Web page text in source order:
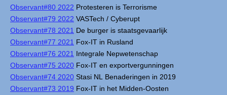
Observant#80 2022 Protesteren is Terrorisme
Observant#79 2022 VASTech / Cyberupt
Observant#78 2021 De burger is staatsgevaarlijk
Observant#77 2021 Fox-IT in Rusland
Observant#76 2021 Integrale Nepwetenschap
Observant#75 2020 Fox-IT en exportvergunningen
Observant#74 2020 Stasi NL Benaderingen in 2019
Observant#73 2019 Fox-IT in het Midden-Oosten